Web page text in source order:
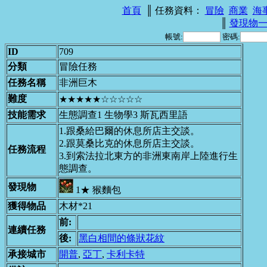
首頁║ 任務資料： 冒險 商業 海
發現物
帳號: 密碼:
ID
709
分類
冒險任務
任務名稱
非洲巨木
難度
★★★★★☆☆☆☆☆
技能需求
生態調查1 生物學3 斯瓦西里語
任務流程
1.跟桑給巴爾的休息所店主交談。
2.跟莫桑比克的休息所店主交談。
3.到索法拉北東方的非洲東南岸上陸進行生
態調查。
發現物
1★ 猴麵包
獲得物品
木材*21
連續任務
前:
後:
黑白相間的條狀花紋
承接城市
開普, 亞丁, 卡利卡特